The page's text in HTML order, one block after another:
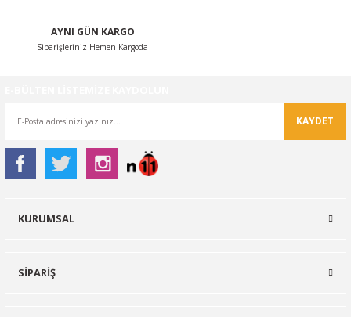
AYNI GÜN KARGO
Siparişleriniz Hemen Kargoda
KAYDET
KURUMSAL
SİPARİŞ